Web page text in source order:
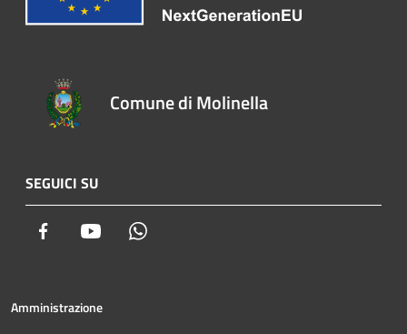
Comune di Molinella
SEGUICI SU
Facebook Youtube
Amministrazione